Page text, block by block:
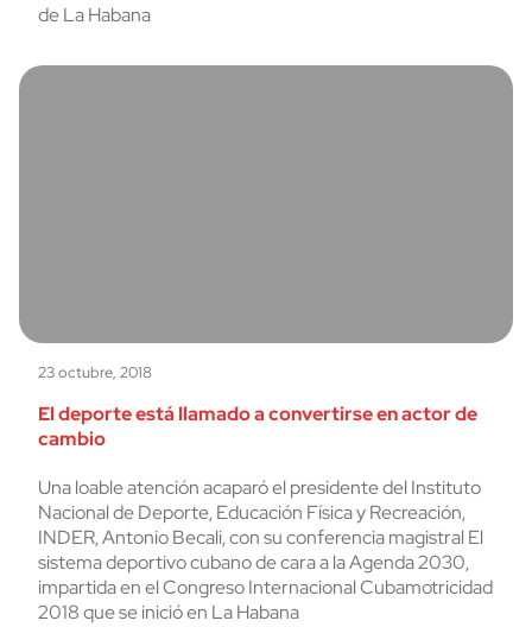
de La Habana
23 octubre, 2018
El deporte está llamado a convertirse en actor de
cambio
Una loable atención acaparó el presidente del Instituto
Nacional de Deporte, Educación Física y Recreación,
INDER, Antonio Becali, con su conferencia magistral El
sistema deportivo cubano de cara a la Agenda 2030,
impartida en el Congreso Internacional Cubamotricidad
2018 que se inició en La Habana